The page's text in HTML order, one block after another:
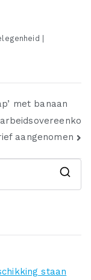
|
met banaan
aangenomen
staan